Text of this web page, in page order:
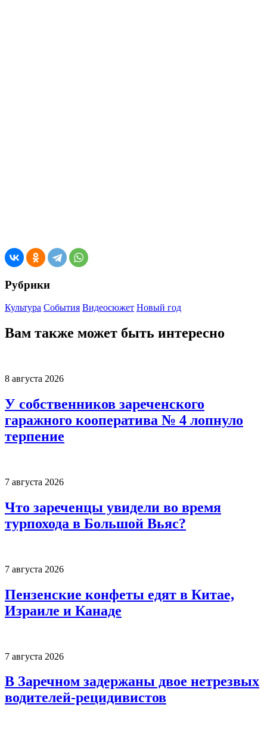
Рубрики
Культура События Видеосюжет Новый год
Вам также может быть интересно
8 августа 2026
У собственников зареченского
гаражного кооператива № 4 лопнуло
терпение
7 августа 2026
Что зареченцы увидели во время
турпохода в Большой Вьяс?
7 августа 2026
Пензенские конфеты едят в Китае,
Израиле и Канаде
7 августа 2026
В Заречном задержаны двое нетрезвых
водителей-рецидивистов